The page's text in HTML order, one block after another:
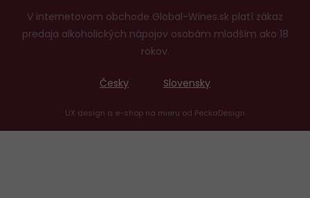
V internetovom obchode Global-Wines.sk platí zákaz
predaja alkoholických nápojov osobám mladším ako 18
rokov.
Česky Slovensky
UX design a e-shop na mieru od PeckaDesign